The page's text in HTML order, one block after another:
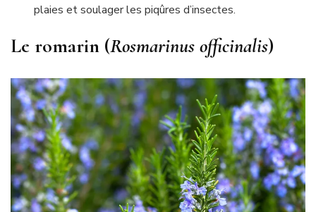
plaies et soulager les piqûres d’insectes.
Le romarin (Rosmarinus officinalis)